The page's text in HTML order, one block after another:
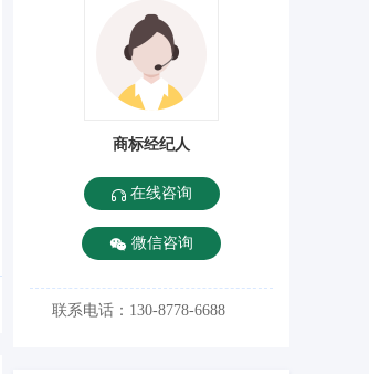
商标经纪人
在线咨询
微信咨询
联系电话：130-8778-6688